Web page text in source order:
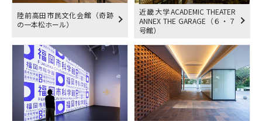
陸前高田市民文化会館（奇跡
の一本松ホール）
近畿大学ACADEMIC THEATER
ANNEX THE GARAGE（６・７
号館）